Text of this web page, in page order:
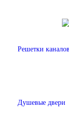
Решетки
Душевые двери